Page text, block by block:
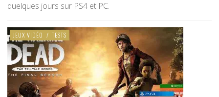
quelques jours sur PS4 et PC.
JEUX VIDÉO / TESTS